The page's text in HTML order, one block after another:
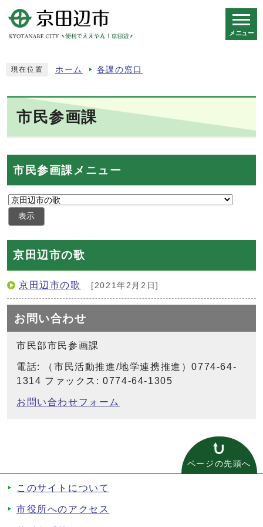
メニュー
現在位置 ホーム 各課の窓口
市民参画課
市民参画課メニュー
表示
京田辺市の歌
京田辺市の歌 [2021年2月2日]
お問い合わせ
市民部市民参画課
電話: （市民活動推進/地学連携推進）0774-64-
1314 ファックス: 0774-64-1305
お問い合わせフォーム
ページの先頭へ
このサイトについて
市役所へのアクセス